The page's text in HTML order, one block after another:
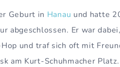
Geburt in Hanau und hatte
abgeschlossen. Er war
und traf sich oft mit
am Kurt-Schuhmacher